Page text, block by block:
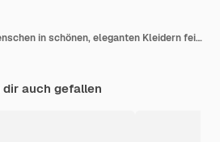
Eine Gruppe von Menschen in schönen, eleganten Kleidern feiert gemeinsam drinnen das neue Jahr
dir auch gefallen